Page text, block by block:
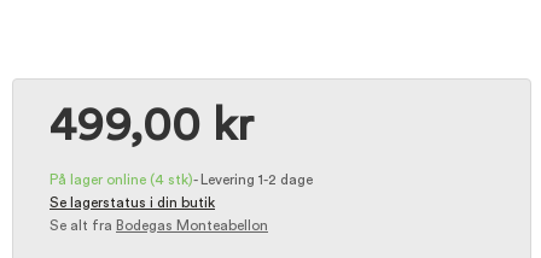
499,00 kr
På lager online (4 stk)-
Levering 1-2 dage
Se lagerstatus i din butik
Se alt fra Bodegas Monteabellon